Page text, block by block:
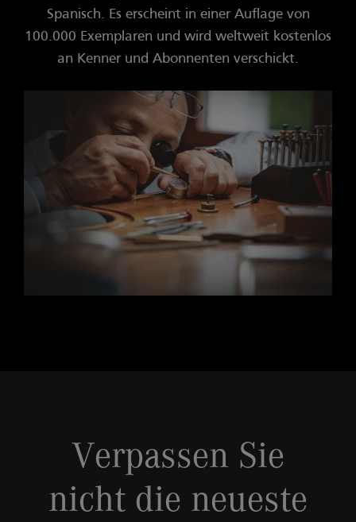
Spanisch. Es erscheint in einer Auflage von
100.000 Exemplaren und wird weltweit kostenlos
an Kenner und Abonnenten verschickt.
Verpassen Sie
nicht die neueste